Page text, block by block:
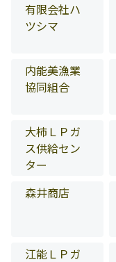
有限会社ハ
ツシマ
内能美漁業
協同組合
大柿ＬＰガ
ス供給セン
ター
森井商店
江能ＬＰガ